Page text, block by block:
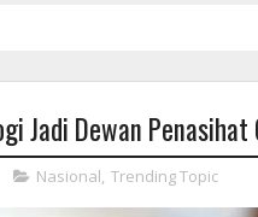
Jadi Dewan
Nasional, Trending Topic